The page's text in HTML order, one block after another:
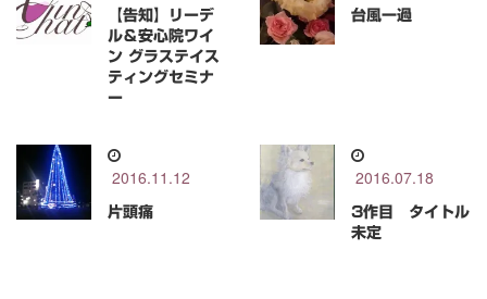
【告知】リーデ
ル＆安心院ワイ
ン グラステイス
ティングセミナ
ー
台風一過
2016.11.12
片頭痛
2016.07.18
3作目 タイトル
未定